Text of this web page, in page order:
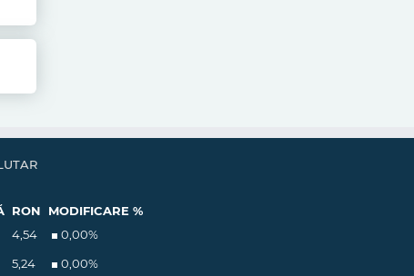
RON
MODIFICARE %
4,54 0,00%
5,24 0,00%